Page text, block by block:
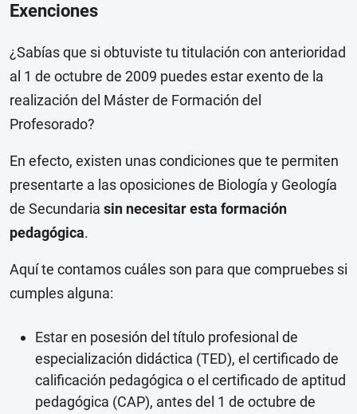
Exenciones
¿Sabías que si obtuviste tu titulación con anterioridad
al 1 de octubre de 2009 puedes estar exento de la
realización del Máster de Formación del
Profesorado?
En efecto, existen unas condiciones que te permiten
presentarte a las oposiciones de Biología y Geología
de Secundaria sin necesitar esta formación
pedagógica.
Aquí te contamos cuáles son para que compruebes si
cumples alguna:
Estar en posesión del título profesional de
especialización didáctica (TED), el certificado de
calificación pedagógica o el certificado de aptitud
pedagógica (CAP), antes del 1 de octubre de